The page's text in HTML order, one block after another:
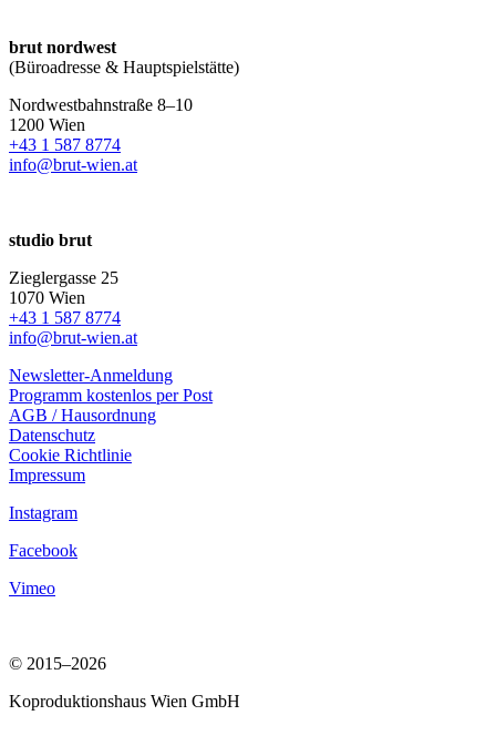
brut nordwest
(Büroadresse & Hauptspielstätte)
Nordwestbahnstraße 8–10
1200 Wien
+43 1 587 8774
info@brut-wien.at
studio brut
Zieglergasse 25
1070 Wien
+43 1 587 8774
info@brut-wien.at
Newsletter-Anmeldung
Programm kostenlos per Post
AGB / Hausordnung
Datenschutz
Cookie Richtlinie
Impressum
Instagram
Facebook
Vimeo
© 2015–2026
Koproduktionshaus Wien GmbH